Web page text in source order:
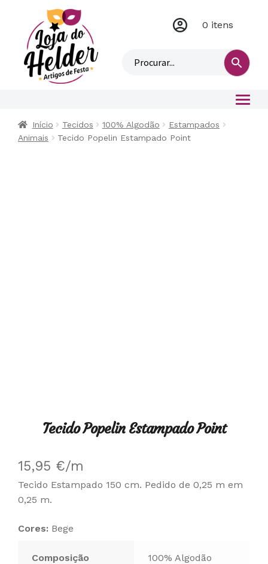
M
n
0 itens
Início Tecidos 100% Algodão
Estampados
Animais
Tecido Popelin Estampado Point
Tecido Popelin Estampado Point
15,95 €/m
Tecido Estampado 150 cm. Pedido de 0,25 m em
0,25 m.
Cores: Bege
Composição 100% Algodão